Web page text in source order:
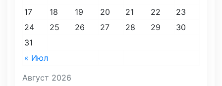
Август 2026
« Июл
17
18 19 20 21 22
23
24
25 26 27 28 29
30
31